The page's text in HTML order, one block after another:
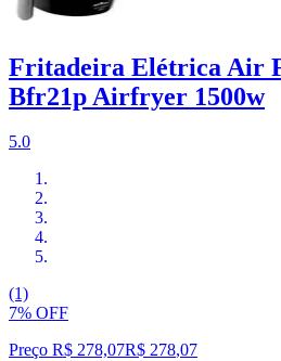
Fritadeira Elétrica Air
Bfr21p Airfryer 1500w
5.0
(1)
7% OFF
Preço R$ 278,07R$ 278,07